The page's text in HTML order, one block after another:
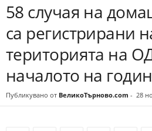
58 случая на
са регистрирани
територията на
началото на
Публикувано от ВеликоТърново.com - 28